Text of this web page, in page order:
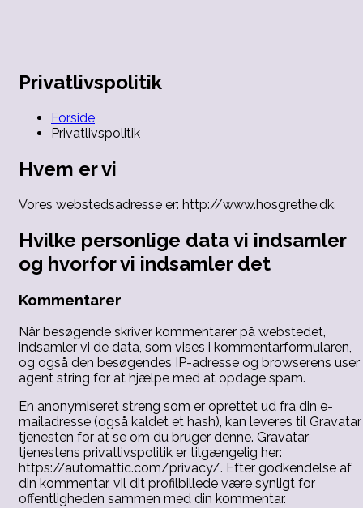
og
Privatlivspolitik
Forside
Privatlivspolitik
Hvem er vi
Vores webstedsadresse er: http://www.hosgrethe.dk.
Hvilke personlige data vi indsamler
og hvorfor vi indsamler det
Kommentarer
Når besøgende skriver kommentarer på webstedet,
indsamler vi de data, som vises i kommentarformularen,
og også den besøgendes IP-adresse og browserens user
agent string for at hjælpe med at opdage spam.
En anonymiseret streng som er oprettet ud fra din e-
mailadresse (også kaldet et hash), kan leveres til Gravatar
tjenesten for at se om du bruger denne. Gravatar
tjenestens privatlivspolitik er tilgængelig her:
https://automattic.com/privacy/. Efter godkendelse af
din kommentar, vil dit profilbillede være synligt for
offentligheden sammen med din kommentar.